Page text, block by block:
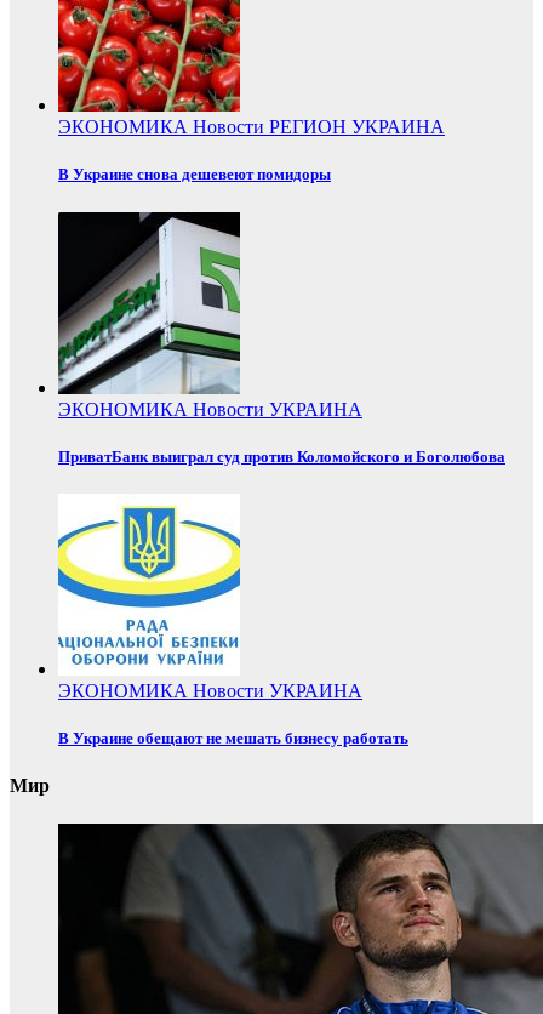
ЭКОНОМИКА Новости РЕГИОН УКРАИНА
В Украине снова дешевеют помидоры
ЭКОНОМИКА Новости УКРАИНА
ПриватБанк выиграл суд против Коломойского и Боголюбова
ЭКОНОМИКА Новости УКРАИНА
В Украине обещают не мешать бизнесу работать
Мир